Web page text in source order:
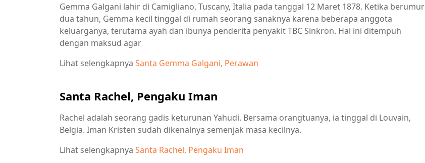
Gemma Galgani lahir di Camigliano, Tuscany, Italia pada tanggal 12 Maret 1878. Ketika berumur
dua tahun, Gemma kecil tinggal di rumah seorang sanaknya karena beberapa anggota
keluarganya, terutama ayah dan ibunya penderita penyakit TBC Sinkron. Hal ini ditempuh
dengan maksud agar
Lihat selengkapnya Santa Gemma Galgani, Perawan
Santa Rachel, Pengaku Iman
Rachel adalah seorang gadis keturunan Yahudi. Bersama orangtuanya, ia tinggal di Louvain,
Belgia. Iman Kristen sudah dikenalnya semenjak masa kecilnya.
Lihat selengkapnya Santa Rachel, Pengaku Iman